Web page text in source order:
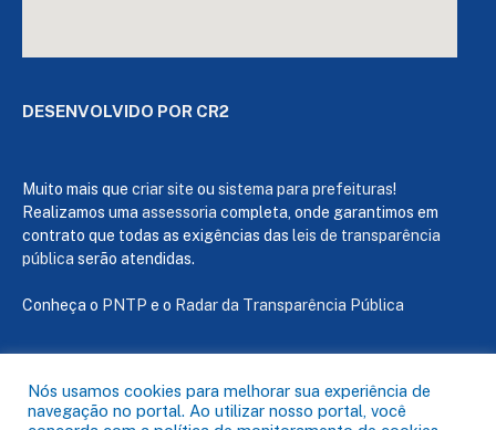
DESENVOLVIDO POR CR2
Muito mais que criar site ou sistema para prefeituras!
Realizamos uma assessoria completa, onde garantimos em
contrato que todas as exigências das leis de transparência
pública serão atendidas.
Conheça o PNTP e o Radar da Transparência Pública
Todos os direitos reservados a Câmara de Capanema
Nós usamos cookies para melhorar sua experiência de
navegação no portal. Ao utilizar nosso portal, você